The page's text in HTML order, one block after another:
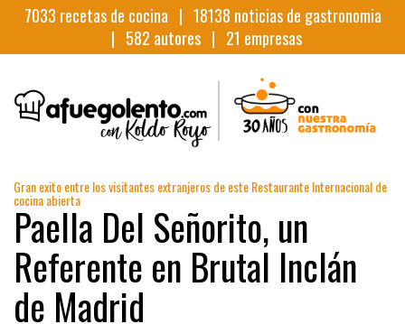
7033 recetas de cocina | 18138 noticias de gastronomia
| 582 autores | 21 empresas
Gran exito entre los visitantes extranjeros de este Restaurante Internacional de
cocina abierta
Paella Del Señorito, un
Referente en Brutal Inclán
de Madrid